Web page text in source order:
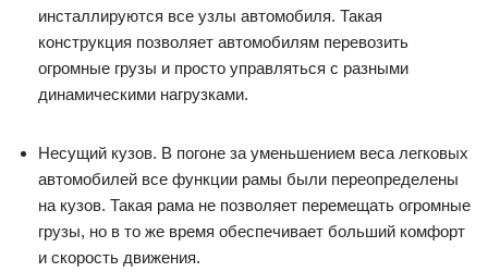
инсталлируются все узлы автомобиля. Такая
конструкция позволяет автомобилям перевозить
огромные грузы и просто управляться с разными
динамическими нагрузками.
Несущий кузов. В погоне за уменьшением веса легковых
автомобилей все функции рамы были переопределены
на кузов. Такая рама не позволяет перемещать огромные
грузы, но в то же время обеспечивает больший комфорт
и скорость движения.